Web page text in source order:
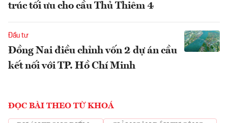
trúc tối ưu cho cầu Thủ Thiêm 4
Đầu tư
Đồng Nai điều chỉnh vốn 2 dự án cầu
kết nối với TP. Hồ Chí Minh
ĐỌC BÀI THEO TỪ KHOÁ